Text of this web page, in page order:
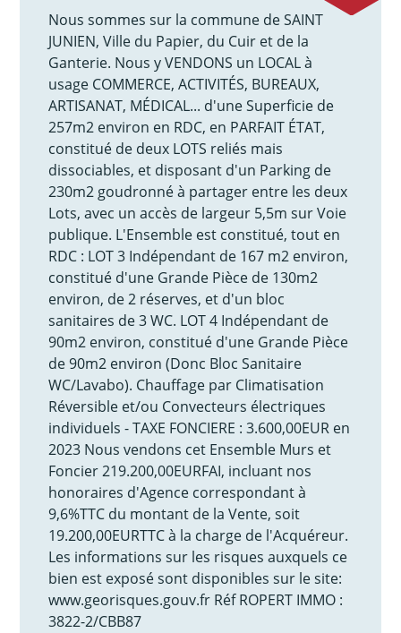
Nous sommes sur la commune de SAINT
JUNIEN, Ville du Papier, du Cuir et de la
Ganterie. Nous y VENDONS un LOCAL à
usage COMMERCE, ACTIVITÉS, BUREAUX,
ARTISANAT, MÉDICAL... d'une Superficie de
257m2 environ en RDC, en PARFAIT ÉTAT,
constitué de deux LOTS reliés mais
dissociables, et disposant d'un Parking de
230m2 goudronné à partager entre les deux
Lots, avec un accès de largeur 5,5m sur Voie
publique. L'Ensemble est constitué, tout en
RDC : LOT 3 Indépendant de 167 m2 environ,
constitué d'une Grande Pièce de 130m2
environ, de 2 réserves, et d'un bloc
sanitaires de 3 WC. LOT 4 Indépendant de
90m2 environ, constitué d'une Grande Pièce
de 90m2 environ (Donc Bloc Sanitaire
WC/Lavabo). Chauffage par Climatisation
Réversible et/ou Convecteurs électriques
individuels - TAXE FONCIERE : 3.600,00EUR en
2023 Nous vendons cet Ensemble Murs et
Foncier 219.200,00EURFAI, incluant nos
honoraires d'Agence correspondant à
9,6%TTC du montant de la Vente, soit
19.200,00EURTTC à la charge de l'Acquéreur.
Les informations sur les risques auxquels ce
bien est exposé sont disponibles sur le site:
www.georisques.gouv.fr Réf ROPERT IMMO :
3822-2/CBB87